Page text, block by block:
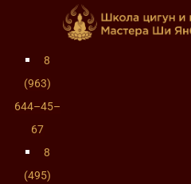
8
(963)
644–45–
67
8
(495)